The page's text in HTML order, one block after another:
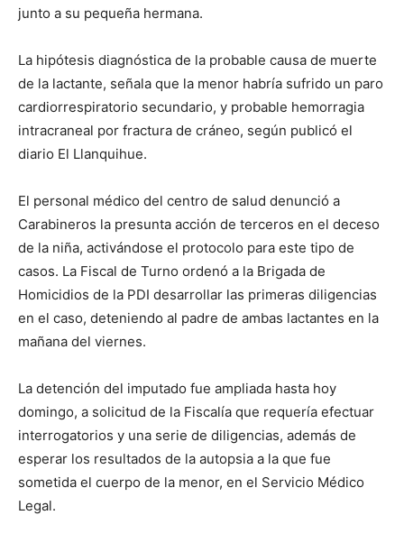
junto a su pequeña hermana.
La hipótesis diagnóstica de la probable causa de muerte
de la lactante, señala que la menor habría sufrido un paro
cardiorrespiratorio secundario, y probable hemorragia
intracraneal por fractura de cráneo, según publicó el
diario El Llanquihue.
El personal médico del centro de salud denunció a
Carabineros la presunta acción de terceros en el deceso
de la niña, activándose el protocolo para este tipo de
casos. La Fiscal de Turno ordenó a la Brigada de
Homicidios de la PDI desarrollar las primeras diligencias
en el caso, deteniendo al padre de ambas lactantes en la
mañana del viernes.
La detención del imputado fue ampliada hasta hoy
domingo, a solicitud de la Fiscalía que requería efectuar
interrogatorios y una serie de diligencias, además de
esperar los resultados de la autopsia a la que fue
sometida el cuerpo de la menor, en el Servicio Médico
Legal.